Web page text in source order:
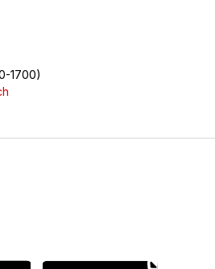
1700)